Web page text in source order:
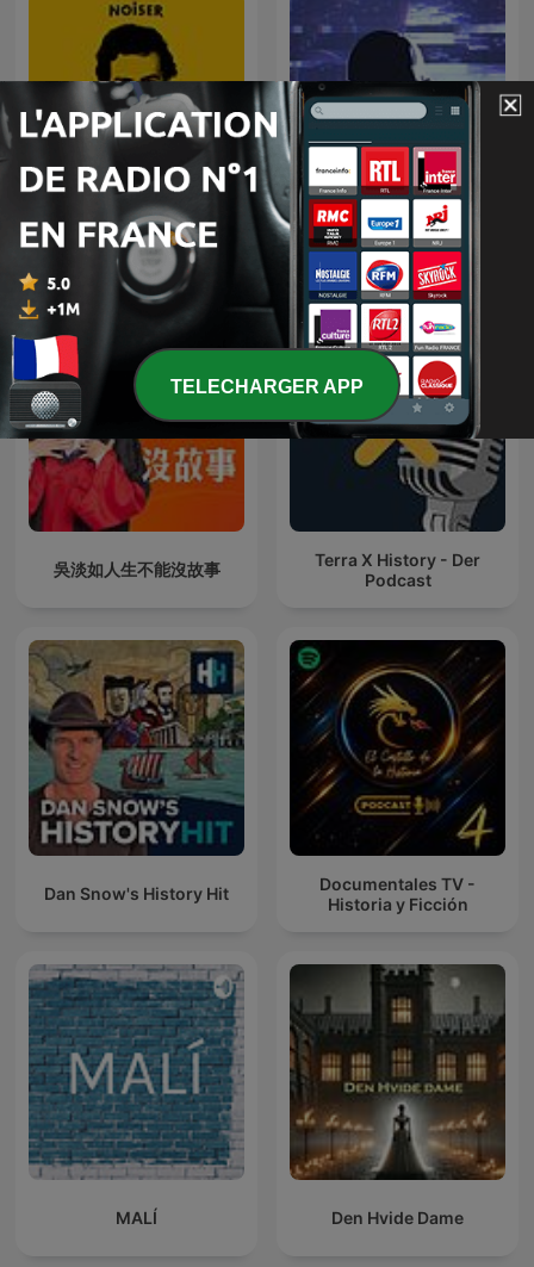
Real Narcos
Oculto tras la sombra
Juan Jesús Vallejo
吳淡如人生不能沒故事
Terra X History - Der
Podcast
Dan Snow's History Hit
Documentales TV -
Historia y Ficción
MALÍ Den Hvide Dame
TELECHARGER APP